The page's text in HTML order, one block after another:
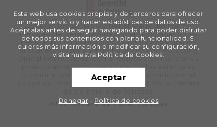
Cyberall Group ha sido beneficiaria del Fondo
Europeo de Desarrollo Regional cuyo objetivo es
mejorar la competitividad de las Pymes y gracias
al cual ha puesto en marcha un Plan de Marketing
Digital Internacional con el objetivo de mejorar su
posicionamiento online en mercados exteriores
durante el año 2020. Para ello ha contado con el
apoyo del Programa XPANDE DIGITAL de la Cámara
«Una manera de hacer Europa»
Esta web usa cookies propias y de terceros para ofrecer
un mejor servicio y hacer estadísticas de datos de uso.
Acéptalas antes de seguir navegando para poder disfrutar
de todos sus contenidos con plena funcionalidad. Si
quieres más información o modificar su configuración,
visita nuestra Política de Cookies.
Aceptar
Denegar - Política de cookies